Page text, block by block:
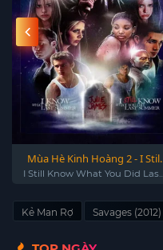
Mùa Hè Kinh Hoàng 2 - I Still
Know What You Did Last
I Still Know What You Did Last
Kẻ Man Rợ Savages (2012)